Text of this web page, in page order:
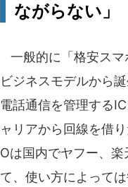
ながらない」
一般的に「格安スマ
ビジネスモデルから
電話通信を管理する
ャリアから回線を借
Oは国内でヤフー、
て、使い方によって